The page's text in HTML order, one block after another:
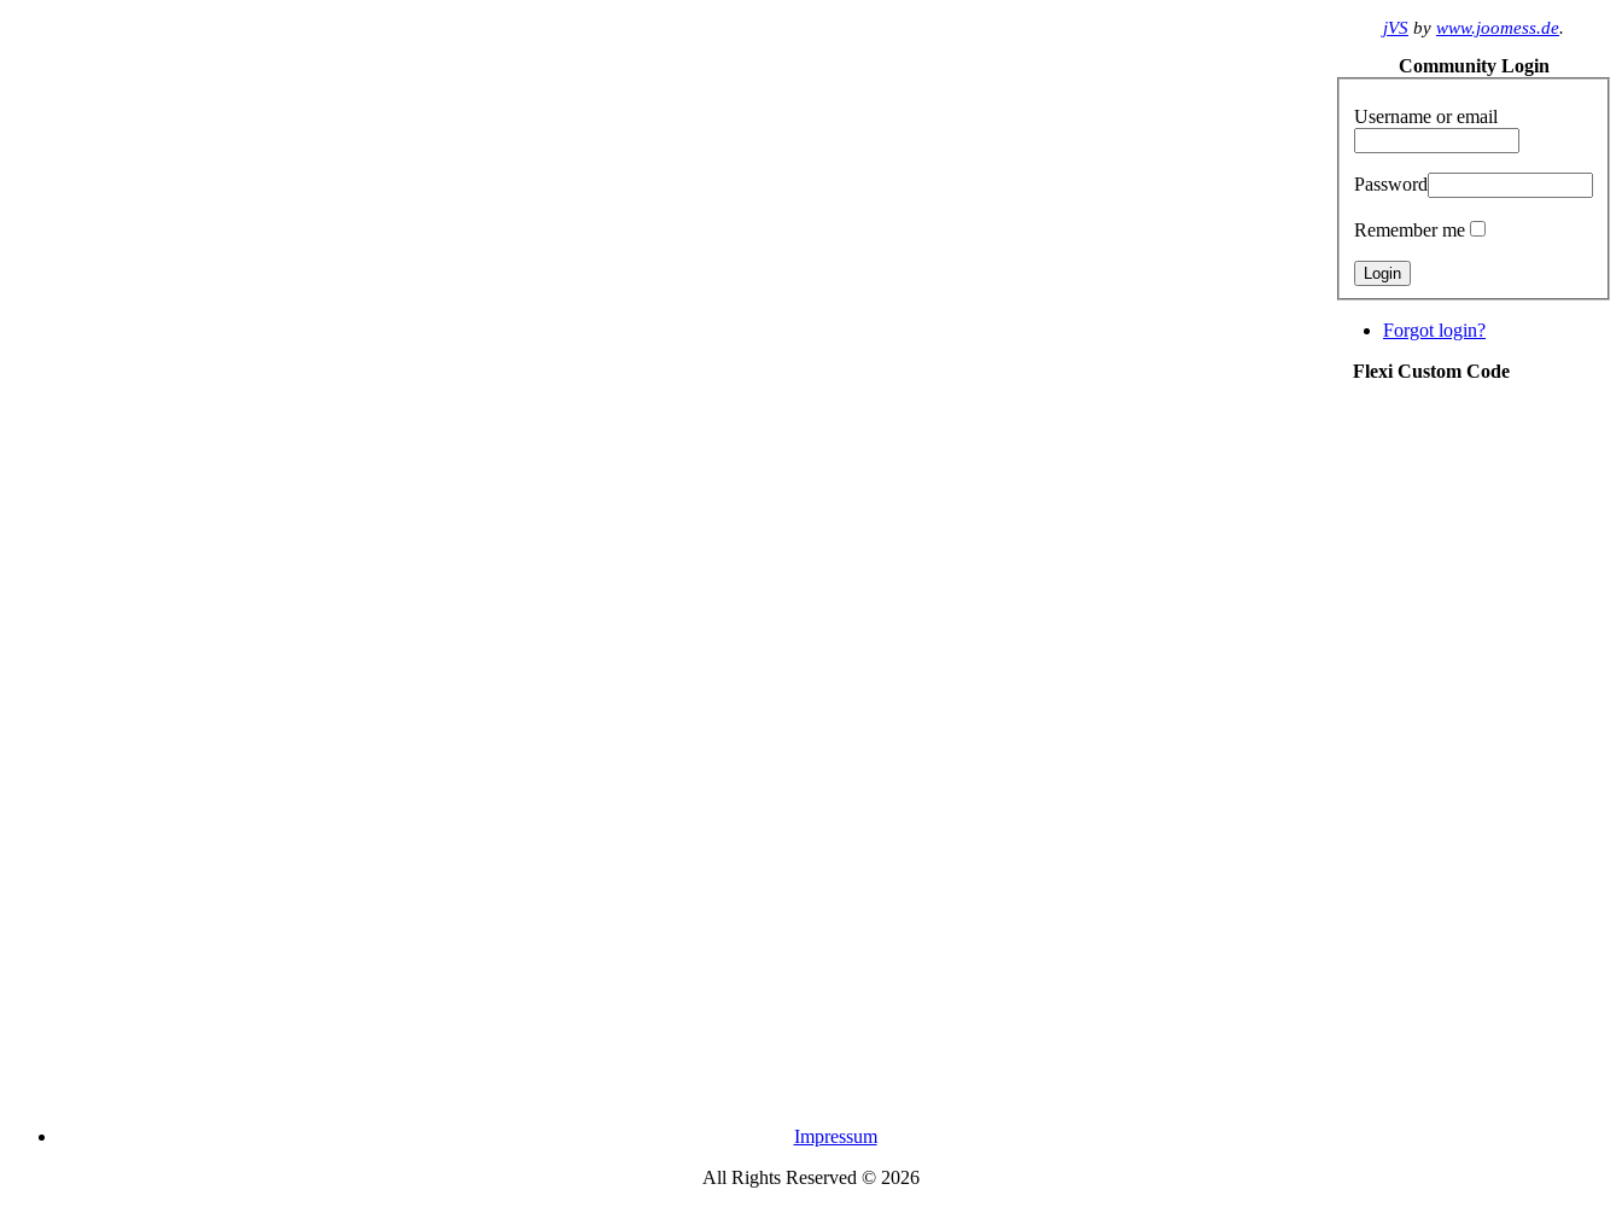
jVS by www.joomess.de.
Community Login
Username or email
Password
Remember me
Forgot login?
Flexi Custom Code
Impressum
All Rights Reserved © 2026